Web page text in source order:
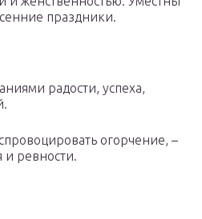
праздники.
радости, успеха,
огорчение, –
и ревности.